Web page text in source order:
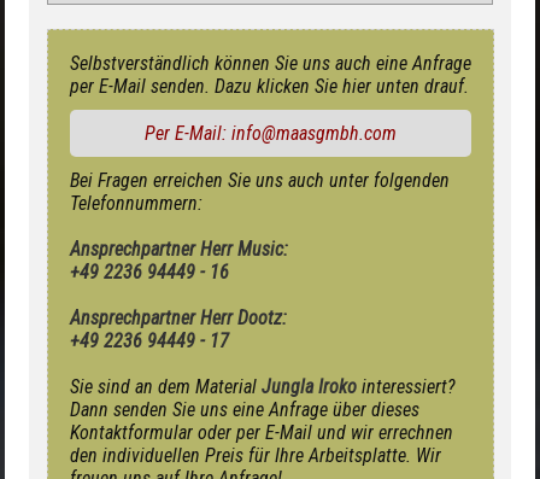
Selbstverständlich können Sie uns auch eine Anfrage
per E-Mail senden. Dazu klicken Sie hier unten drauf.
Per E-Mail: info@maasgmbh.com
Bei Fragen erreichen Sie uns auch unter folgenden
Telefonnummern:
Ansprechpartner Herr Music:
+49 2236 94449 - 16
Ansprechpartner Herr Dootz:
+49 2236 94449 - 17
Sie sind an dem Material Jungla Iroko interessiert?
Dann senden Sie uns eine Anfrage über dieses
Kontaktformular oder per E-Mail und wir errechnen
den individuellen Preis für Ihre Arbeitsplatte. Wir